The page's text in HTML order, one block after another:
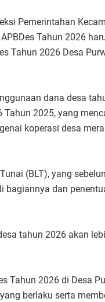
Pemerintahan
Tahun 2026
Tahun 2026 Desa
dana desa
Tahun 2025, yang
koperasi desa
(BLT), yang
bagiannya dan
tahun 2026 akan
Tahun 2026 di Desa
berlaku serta